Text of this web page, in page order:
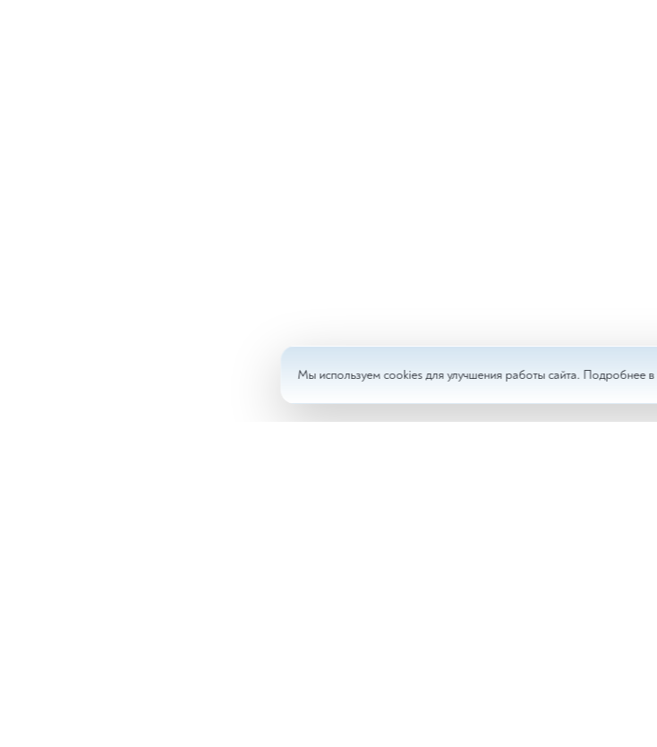
Мы используем cookies для улучшения работы сайта. Подробнее в